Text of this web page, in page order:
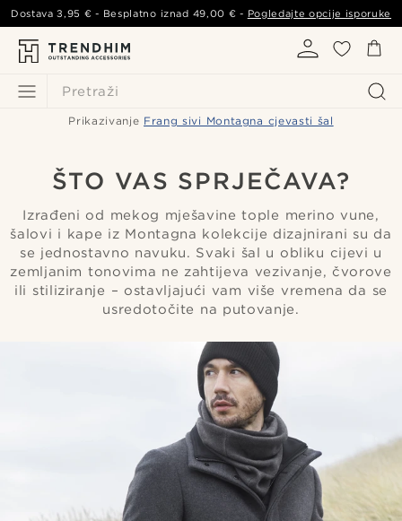
Pretraži
Dostava3,95 € - Besplatno iznad 49,00 € - Pogledajte opcije isporuke
Prikazivanje Frang sivi Montagna cjevasti šal
ŠTO VAS SPRJEČAVA?
Izrađeni od mekog mješavine tople merino vune,
šalovi i kape iz Montagna kolekcije dizajnirani su da
se jednostavno navuku. Svaki šal u obliku cijevi u
zemljanim tonovima ne zahtijeva vezivanje, čvorove
ili stiliziranje – ostavljajući vam više vremena da se
usredotočite na putovanje.